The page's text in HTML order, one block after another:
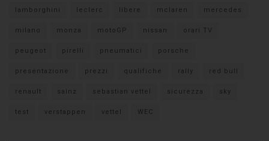
lamborghini leclerc libere mclaren mercedes
milano monza motoGP nissan orari TV
peugeot pirelli pneumatici porsche
presentazione prezzi qualifiche rally red bull
renault sainz sebastian vettel sicurezza sky
test verstappen vettel WEC